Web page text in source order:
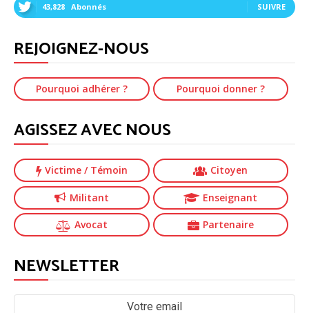
43,828 Abonnés SUIVRE
REJOIGNEZ-NOUS
Pourquoi adhérer ? Pourquoi donner ?
AGISSEZ AVEC NOUS
Victime / Témoin Citoyen
Militant Enseignant
Avocat Partenaire
NEWSLETTER